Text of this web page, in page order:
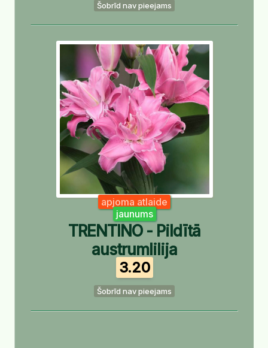
Šobrīd nav pieejams
apjoma atlaide
jaunums
TRENTINO - Pildītā
austrumlilija
3.20
Šobrīd nav pieejams